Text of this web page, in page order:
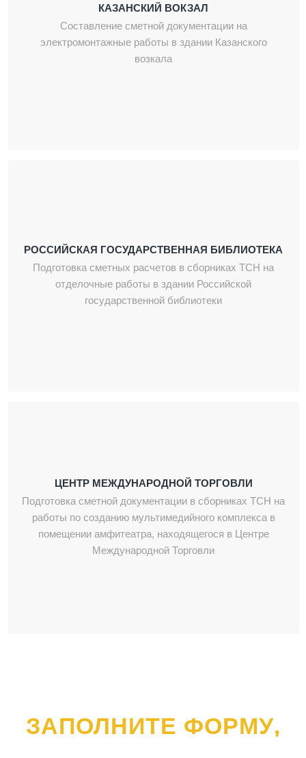
КАЗАНСКИЙ ВОКЗАЛ
Составление сметной документации на
электромонтажные работы в здании Казанского
возкала
РОССИЙСКАЯ ГОСУДАРСТВЕННАЯ БИБЛИОТЕКА
Подготовка сметных расчетов в сборниках ТСН на
отделочные работы в здании Российской
государственной библиотеки
ЦЕНТР МЕЖДУНАРОДНОЙ ТОРГОВЛИ
Подготовка сметной документации в сборниках ТСН на
работы по созданию мультимедийного комплекса в
помещении амфитеатра, находящегося в Центре
Международной Торговли
ЗАПОЛНИТЕ ФОРМУ,